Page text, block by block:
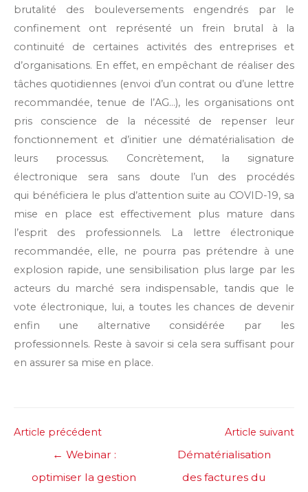
brutalité des bouleversements engendrés par le
confinement ont représenté un frein brutal à la
continuité de certaines activités des entreprises et
d’organisations. En effet, en empêchant de réaliser des
tâches quotidiennes (envoi d’un contrat ou d’une lettre
recommandée, tenue de l’AG…), les organisations ont
pris conscience de la nécessité de repenser leur
fonctionnement et d’initier une dématérialisation de
leurs processus. Concrètement, la signature
électronique sera sans doute l’un des procédés
qui bénéficiera le plus d’attention suite au COVID-19, sa
mise en place est effectivement plus mature dans
l’esprit des professionnels. La lettre électronique
recommandée, elle, ne pourra pas prétendre à une
explosion rapide, une sensibilisation plus large par les
acteurs du marché sera indispensable, tandis que le
vote électronique, lui, a toutes les chances de devenir
enfin une alternative considérée par les
professionnels. Reste à savoir si cela sera suffisant pour
en assurer sa mise en place.
Post
Article précédent
← Webinar :
optimiser la gestion
Article suivant
Dématérialisation
des factures du